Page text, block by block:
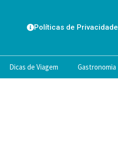
Políticas de Privacidade
Dicas de Viagem Gastronomia